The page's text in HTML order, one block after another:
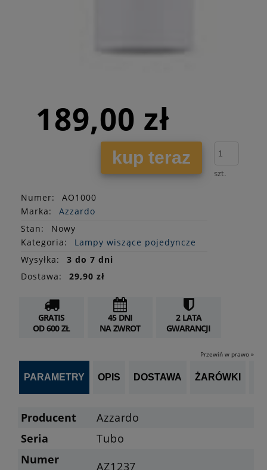
189,00 zł
kup teraz
szt.
Numer:
AO1000
Marka:
Azzardo
Stan:
Nowy
Kategoria:
Lampy wiszące pojedyncze
Wysyłka:
3 do 7 dni
Dostawa:
29,90 zł
GRATIS
OD 600 ZŁ
45 DNI
NA ZWROT
2 LATA
GWARANCJI
Przewiń w prawo »
PARAMETRY OPIS DOSTAWA ŻARÓWKI
Producent
Azzardo
Seria
Tubo
Numer
AZ1237